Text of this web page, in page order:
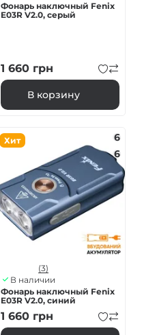
Фонарь наключный Fenix
E03R V2.0, серый
1 660 грн
В корзину
Хит
6
6
(3)
В наличии
Фонарь наключный Fenix ​​
E03R V2.0, синий
1 660 грн